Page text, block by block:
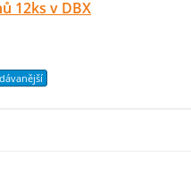
12ks v DBX